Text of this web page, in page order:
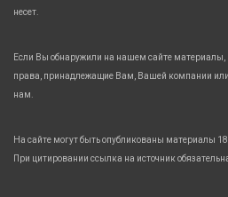
несет.
Если Вы обнаружили на нашем сайте
права, принадлежащие Вам, Вашей компании или
нам.
На сайте могут быть опубликованы материалы
При цитировании ссылка на источник